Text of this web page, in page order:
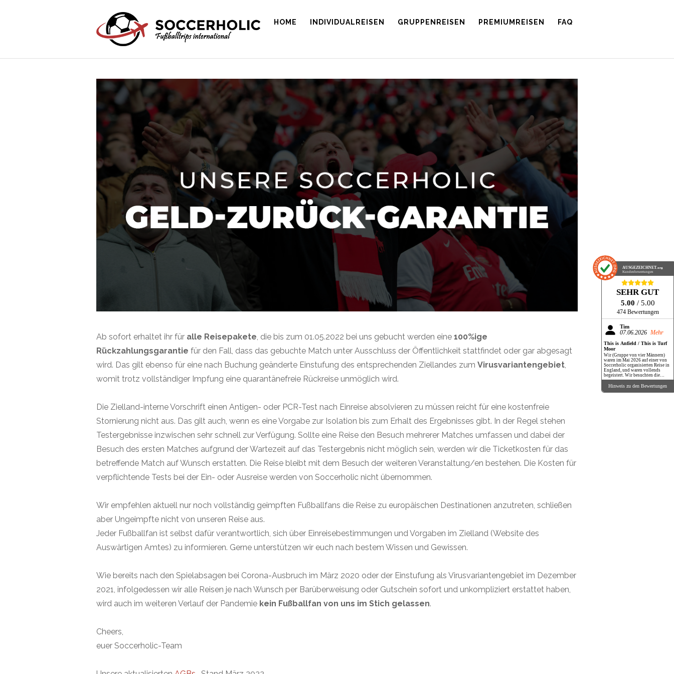
AUSGEZEICHNET.org
Kundenbewertungen
SEHR GUT
5.00 / 5.00
474 Bewertungen
Tim
07.06.2026 Mehr
This is Anfield / This is Turf
Moor
Wir (Gruppe von vier Männern)
waren im Mai 2026 auf einer von
Soccerholic organisierten Reise in
England, und waren vollends
begeistert. Wir besuchten die
Spiele Liverpool-Chelsea (Tickets
via Soccerholic), Burnley-Aston
Hinweis zu den Bewertungen
HOME INDIVIDUALREISEN GRUPPENREISEN PREMIUMREISEN FAQ
Ab sofort erhaltet ihr für alle Reisepakete, die bis zum 01.05.2022 bei uns gebucht werden eine 100%ige
Rückzahlungsgarantie für den Fall, dass das gebuchte Match unter Ausschluss der Öffentlichkeit stattfindet oder gar abgesagt
wird. Das gilt ebenso für eine nach Buchung geänderte Einstufung des entsprechenden Ziellandes zum Virusvariantengebiet,
womit trotz vollständiger Impfung eine quarantänefreie Rückreise unmöglich wird.
Die Zielland-interne Vorschrift einen Antigen- oder PCR-Test nach Einreise absolvieren zu müssen reicht für eine kostenfreie
Stornierung nicht aus. Das gilt auch, wenn es eine Vorgabe zur Isolation bis zum Erhalt des Ergebnisses gibt. In der Regel stehen
Testergebnisse inzwischen sehr schnell zur Verfügung. Sollte eine Reise den Besuch mehrerer Matches umfassen und dabei der
Besuch des ersten Matches aufgrund der Wartezeit auf das Testergebnis nicht möglich sein, werden wir die Ticketkosten für das
betreffende Match auf Wunsch erstatten. Die Reise bleibt mit dem Besuch der weiteren Veranstaltung/en bestehen. Die Kosten für
verpflichtende Tests bei der Ein- oder Ausreise werden von Soccerholic nicht übernommen.
Wir empfehlen aktuell nur noch vollständig geimpften Fußballfans die Reise zu europäischen Destinationen anzutreten, schließen
aber Ungeimpfte nicht von unseren Reise aus.
Jeder Fußballfan ist selbst dafür verantwortlich, sich über Einreisebestimmungen und Vorgaben im Zielland (Website des
Auswärtigen Amtes) zu informieren. Gerne unterstützen wir euch nach bestem Wissen und Gewissen.
Wie bereits nach den Spielabsagen bei Corona-Ausbruch im März 2020 oder der Einstufung als Virusvariantengebiet im Dezember
2021, infolgedessen wir alle Reisen je nach Wunsch per Barüberweisung oder Gutschein sofort und unkompliziert erstattet haben,
wird auch im weiteren Verlauf der Pandemie kein Fußballfan von uns im Stich gelassen.
Cheers,
euer Soccerholic-Team